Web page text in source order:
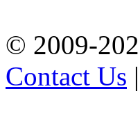
© 2009-
Contact Us